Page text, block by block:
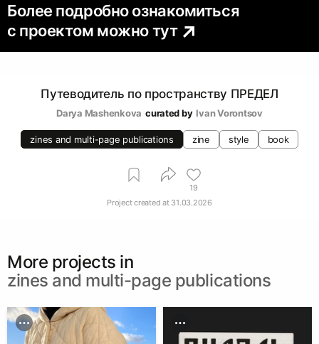
Более подробно ознакомиться
с проектом можно тут
Путеводитель по пространству ПРЕДЕЛ
Darya Mashenkova curated by Ivan Vorontsov
zines and multi-page publications zine style book
19
Project created at 31.03.2026
More projects in
zines and multi-page publications